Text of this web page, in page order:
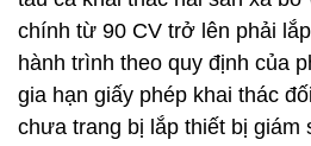
chính từ 90 CV trở lên phải
hành trình theo quy định của
gia hạn giấy phép khai thác
chưa trang bị lắp thiết bị giám